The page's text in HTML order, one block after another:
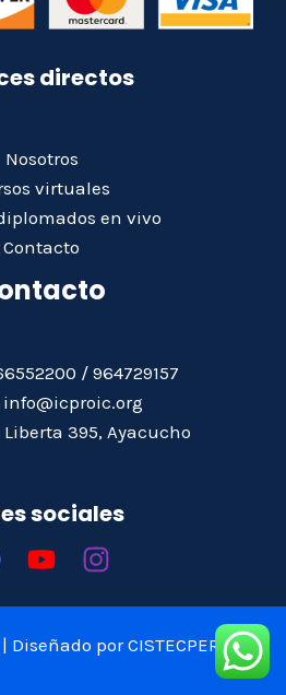
directos
Nosotros
virtuales
en vivo
Contacto
/ 964729157
info@icproic.org
395, Ayacucho
sociales
por CISTECPERÚ